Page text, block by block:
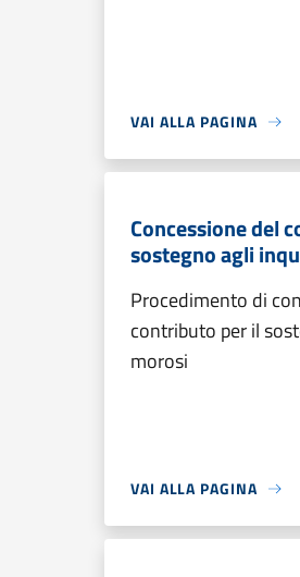
VAI ALLA PAGINA
Concessione del
sostegno agli
Procedimento di
contributo per il
morosi
VAI ALLA PAGINA